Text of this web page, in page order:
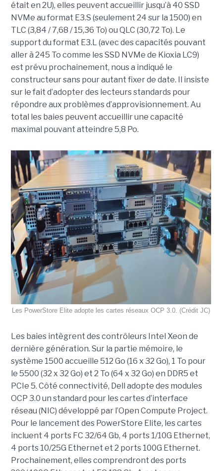
était en 2U), elles peuvent accueillir jusqu’à 40 SSD
NVMe au format E3.S (seulement 24 sur la 1500) en
TLC (3,84 / 7,68 / 15,36 To) ou QLC (30,72 To). Le
support du format E3.L (avec des capacités pouvant
aller à 245 To comme les SSD NVMe de Kioxia LC9)
est prévu prochainement, nous a indiqué le
constructeur sans pour autant fixer de date. Il insiste
sur le fait d’adopter des lecteurs standards pour
répondre aux problèmes d’approvisionnement. Au
total les baies peuvent accueillir une capacité
maximal pouvant atteindre 5,8 Po.
Les PowerStore Elite adopte les cartes réseaux OCP 3.0. (Crédit JC)
Les baies intègrent des contrôleurs Intel Xeon de
dernière génération. Sur la partie mémoire, le
système 1500 accueille 512 Go (16 x 32 Go), 1 To pour
le 5500 (32 x 32 Go) et 2 To (64 x 32 Go) en DDR5 et
PCIe 5. Côté connectivité, Dell adopte des modules
OCP 3.0 un standard pour les cartes d’interface
réseau (NIC) développé par l’Open Compute Project.
Pour le lancement des PowerStore Elite, les cartes
incluent 4 ports FC 32/64 Gb, 4 ports 1/10G Ethernet,
4 ports 10/25G Ethernet et 2 ports 100G Ethernet.
Prochainement, elles comprendront des ports